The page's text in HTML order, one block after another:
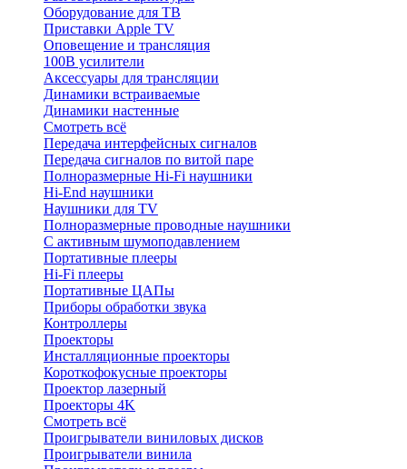
Оборудование для ТВ
Приставки Apple TV
Оповещение и трансляция
100В усилители
Аксессуары для трансляции
Динамики встраиваемые
Динамики настенные
Смотреть всё
Передача интерфейсных сигналов
Передача сигналов по витой паре
Полноразмерные Hi-Fi наушники
Hi-End наушники
Наушники для TV
Полноразмерные проводные наушники
С активным шумоподавлением
Портативные плееры
Hi-Fi плееры
Портативные ЦАПы
Приборы обработки звука
Контроллеры
Проекторы
Инсталляционные проекторы
Короткофокусные проекторы
Проектор лазерный
Проекторы 4K
Смотреть всё
Проигрыватели виниловых дисков
Проигрыватели винила